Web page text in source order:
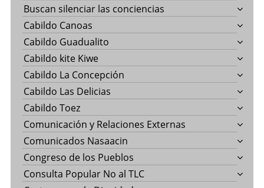
Buscan silenciar las conciencias
Cabildo Canoas
Cabildo Guadualito
Cabildo kite Kiwe
Cabildo La Concepción
Cabildo Las Delicias
Cabildo Toez
Comunicación y Relaciones Externas
Comunicados Nasaacin
Congreso de los Pueblos
Consulta Popular No al TLC